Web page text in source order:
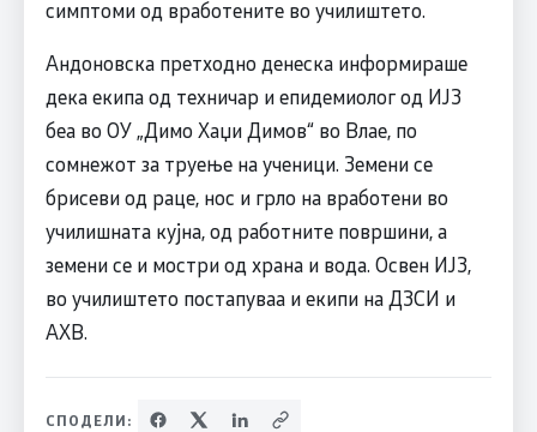
симптоми од вработените во училиштето.
Андоновска претходно денеска информираше
дека екипа од техничар и епидемиолог од ИЈЗ
беа во ОУ „Димо Хаџи Димов“ во Влае, по
сомнежот за труење на ученици. Земени се
брисеви од раце, нос и грло на вработени во
училишната кујна, од работните површини, а
земени се и мостри од храна и вода. Освен ИЈЗ,
во училиштето постапуваа и екипи на ДЗСИ и
АХВ.
СПОДЕЛИ: